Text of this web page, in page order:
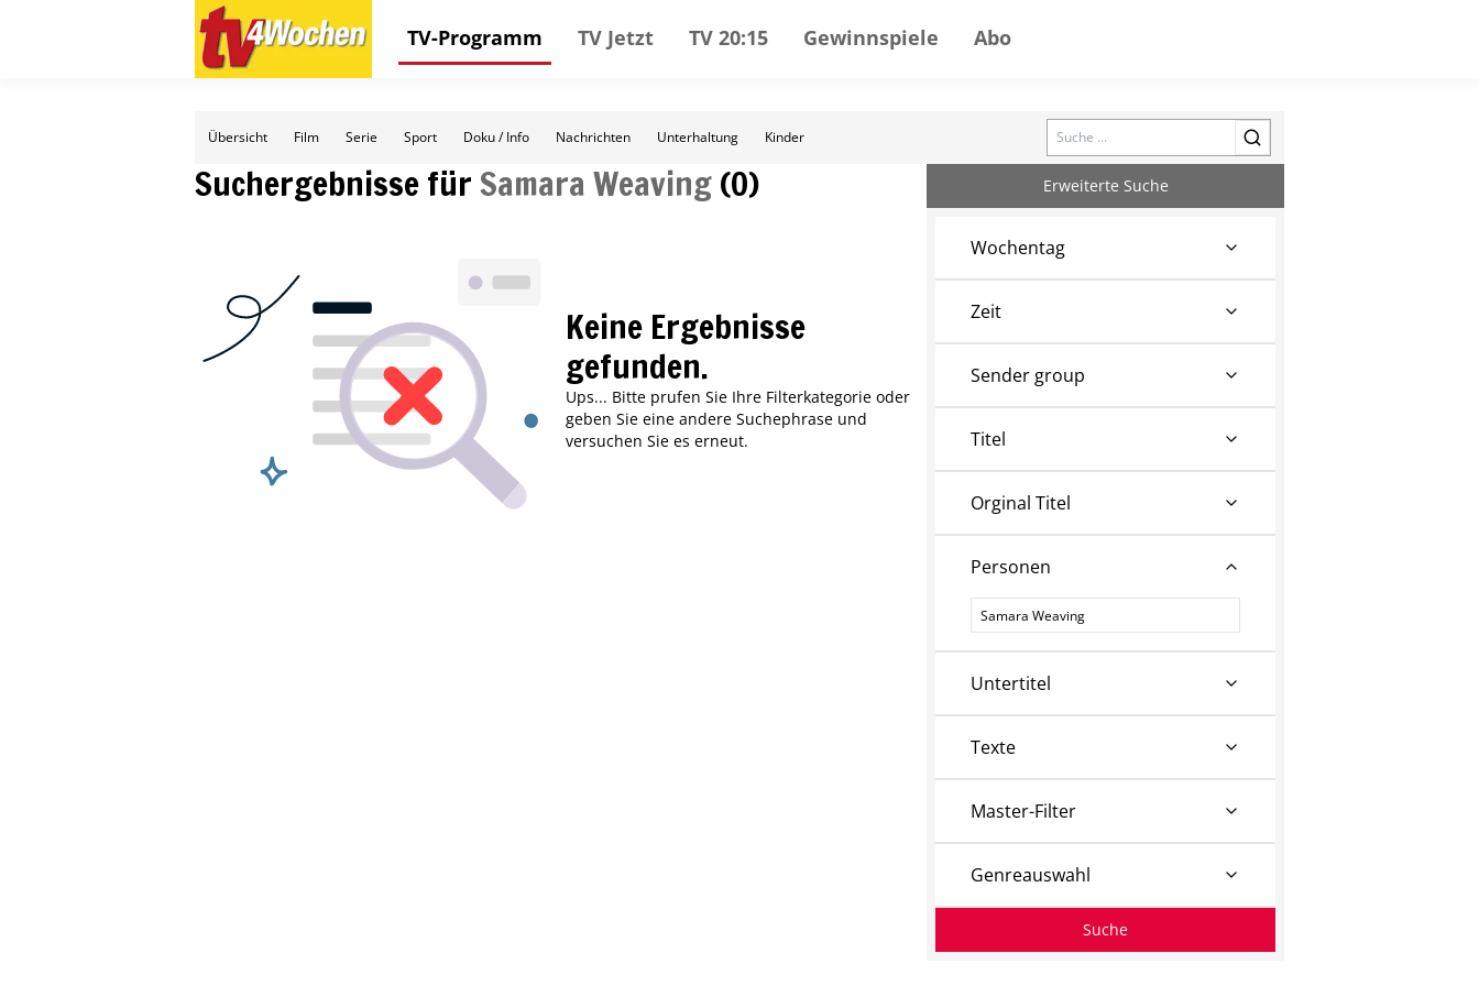
TV-Programm TV Jetzt TV 20:15 Gewinnspiele Abo
Übersicht Film Serie Sport Doku / Info Nachrichten Unterhaltung Kinder Search
Suchergebnisse fürSamara Weaving(0)
Keine Ergebnisse
gefunden.
Ups... Bitte prufen Sie Ihre Filterkategorie oder
geben Sie eine andere Suchephrase und
versuchen Sie es erneut.
Erweiterte Suche
Wochentag
Zeit
Sender group
Titel
Orginal Titel
Personen
Personen
Untertitel
Texte
Master-Filter
Genreauswahl
Suche